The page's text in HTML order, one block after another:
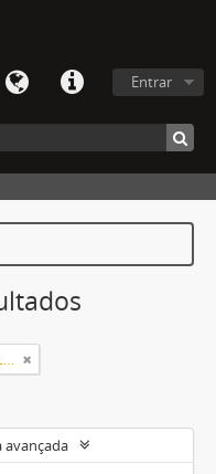
Entrar
WILLIAM WESLEY COE; WILLIAM WESLEY COE JUNIOR
avançada